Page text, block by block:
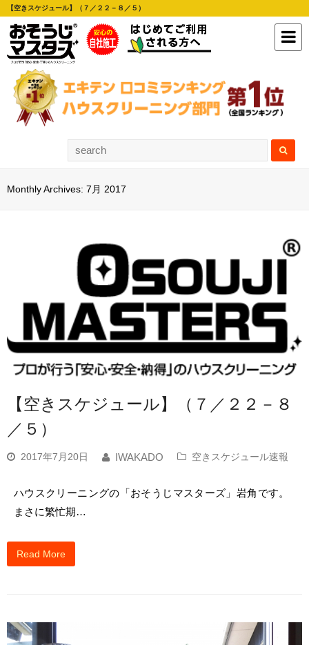
【空きスケジュール】（７／２２－８／５）
Monthly Archives: 7月 2017
【空きスケジュール】（７／２２－８
／５）
2017年7月20日 IWAKADO 空きスケジュール速報
ハウスクリーニングの「おそうじマスターズ」岩角です。
まさに繁忙期…
Read More